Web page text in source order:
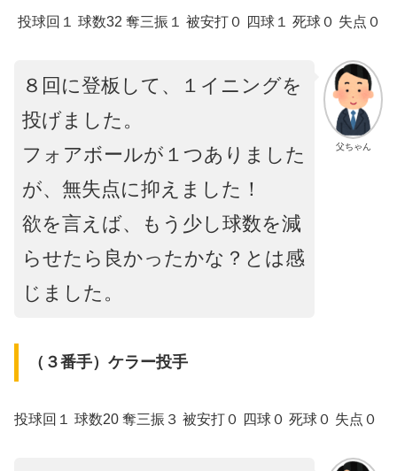
投球回１ 球数32 奪三振１ 被安打０ 四球１ 死球０ 失点０
父ちゃん
８回に登板して、１イニングを
投げました。
フォアボールが１つありました
が、無失点に抑えました！
欲を言えば、もう少し球数を減
らせたら良かったかな？とは感
じました。
（３番手）ケラー投手
投球回１ 球数20 奪三振３ 被安打０ 四球０ 死球０ 失点０